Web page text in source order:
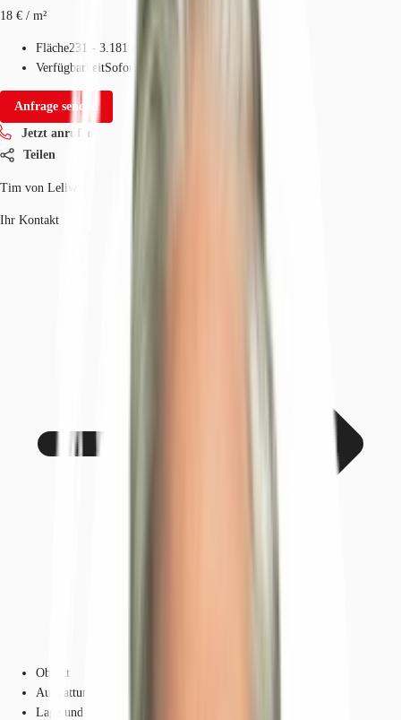
18 € / m²
Fläche231 - 3.181 m²
VerfügbarkeitSofort
Anfrage senden
Jetzt anrufen
Teilen
Tim von Leliwa
Ihr Kontakt
Objekt
Ausstattung
Lage und Verkehrsanbindung